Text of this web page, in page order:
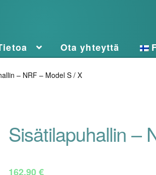
Ota yhteyttä
– NRF – Model S / X
Sisätilapuhallin –
162,90€